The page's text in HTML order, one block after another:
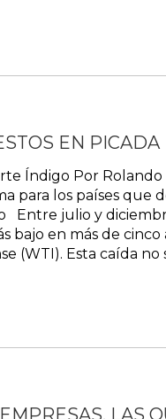
EN PICADA
Índigo Por
para los países que
Entre julio y
bajo en más de
(WTI). Esta caída
LAS